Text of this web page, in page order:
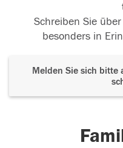
Schreiben Sie
besonders in
Melden Sie sich bitte